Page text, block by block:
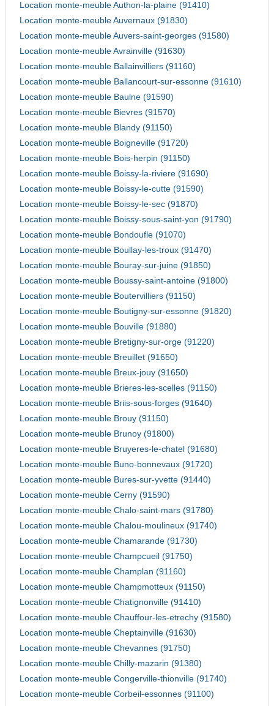
Location monte-meuble Authon-la-plaine (91410)
Location monte-meuble Auvernaux (91830)
Location monte-meuble Auvers-saint-georges (91580)
Location monte-meuble Avrainville (91630)
Location monte-meuble Ballainvilliers (91160)
Location monte-meuble Ballancourt-sur-essonne (91610)
Location monte-meuble Baulne (91590)
Location monte-meuble Bievres (91570)
Location monte-meuble Blandy (91150)
Location monte-meuble Boigneville (91720)
Location monte-meuble Bois-herpin (91150)
Location monte-meuble Boissy-la-riviere (91690)
Location monte-meuble Boissy-le-cutte (91590)
Location monte-meuble Boissy-le-sec (91870)
Location monte-meuble Boissy-sous-saint-yon (91790)
Location monte-meuble Bondoufle (91070)
Location monte-meuble Boullay-les-troux (91470)
Location monte-meuble Bouray-sur-juine (91850)
Location monte-meuble Boussy-saint-antoine (91800)
Location monte-meuble Boutervilliers (91150)
Location monte-meuble Boutigny-sur-essonne (91820)
Location monte-meuble Bouville (91880)
Location monte-meuble Bretigny-sur-orge (91220)
Location monte-meuble Breuillet (91650)
Location monte-meuble Breux-jouy (91650)
Location monte-meuble Brieres-les-scelles (91150)
Location monte-meuble Briis-sous-forges (91640)
Location monte-meuble Brouy (91150)
Location monte-meuble Brunoy (91800)
Location monte-meuble Bruyeres-le-chatel (91680)
Location monte-meuble Buno-bonnevaux (91720)
Location monte-meuble Bures-sur-yvette (91440)
Location monte-meuble Cerny (91590)
Location monte-meuble Chalo-saint-mars (91780)
Location monte-meuble Chalou-moulineux (91740)
Location monte-meuble Chamarande (91730)
Location monte-meuble Champcueil (91750)
Location monte-meuble Champlan (91160)
Location monte-meuble Champmotteux (91150)
Location monte-meuble Chatignonville (91410)
Location monte-meuble Chauffour-les-etrechy (91580)
Location monte-meuble Cheptainville (91630)
Location monte-meuble Chevannes (91750)
Location monte-meuble Chilly-mazarin (91380)
Location monte-meuble Congerville-thionville (91740)
Location monte-meuble Corbeil-essonnes (91100)